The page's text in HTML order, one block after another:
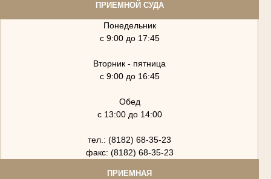
ПРИЕМНОЙ СУДА
Понедельник
с 9:00 до 17:45
Вторник - пятница
с 9:00 до 16:45
Обед
с 13:00 до 14:00
тел.: (8182) 68-35-23
факс: (8182) 68-35-23
ПРИЕМНАЯ